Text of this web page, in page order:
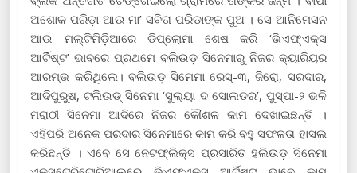
ଅଶୋକ ପରିଡ଼ା ଆଉ ମା’ ସବିତା ପରିଡାଙ୍କ ପୁଅ । ସେ ଆନିମେସନ
ଆଉ ମଲ୍ଟିମିଡ଼ିଆରେ ଡିପ୍ଲୋମା ଶେଷ କରି ‘ଭିଏଫ୍ଏକ୍ସ
ଆର୍ଟିଷ୍ଟ’ ଭାବରେ ପ୍ରଥମେ ବଲିଉଡ଼ ସିନେମାରୁ ନିଜର କ୍ୟାରିୟର
ଆରମ୍ଭ କରିଥିଲେ। ବଲିଉଡ଼ ସିମେମା ରେସ୍-୩, ଜିରୋ, ସରଦାର,
ଆଦିପୁରୁଷ, ଟଲିଉଡ୍ ସିନେମା ‘ସୁଲ୍ୟା ଦ ସୋଲଡର’, ପୁସ୍ପା-୨ ଭଳି
ମରାଠୀ ସିନେମା ଆଦିରେ ନିଜର କୌଶଳ କାମ ଦେଖାଇଛନ୍ତି ।
ଏହିପରି ଅନେକ ପରଦାର ସିନେମାରେ କାମ କରି ବହୁ ସଫଳତା ହାସଲ
କରିଛନ୍ତି । ଏବେ ସେ ନେଟଫ୍ଲିକ୍ସ ପ୍ରସାରିତ ହଲିଉଡ଼ ସିନେମା